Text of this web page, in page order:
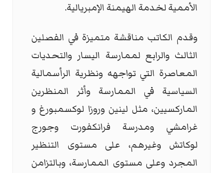
الأممية لخدمة الهيمنة الإمبريالية.
وقدم الكاتب مناقشة متميزة في الفصلين
الثالث والرابع لممارسة اليسار والتحديات
المعاصرة التي تواجهه ونظرية الرأسمالية
السياسية في الممارسة وأثر المنظرين
الماركسيين، مثل لينين وروزا لوكسمبورغ و
غرامشي ومدرسة فرانكفورت وجورج
لوكاتش وغيرهم، على مستوى التنظير
المجرد وعلى مستوى الممارسة، وبالتزامن